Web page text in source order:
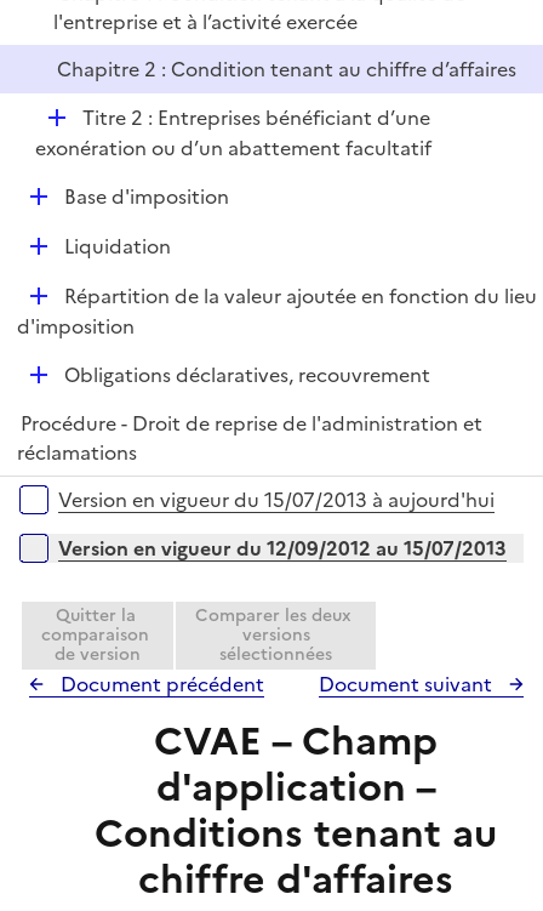
i
e
r
l
i
e
l'entreprise et à l’activité exercée
Chapitre 2 : Condition tenant au chiffre d’affaires
D
é
l
e
r
Titre 2 : Entreprises bénéficiant d’une
exonération ou d’un abattement facultatif
D
e
Base d'imposition
D
l
r
Liquidation
D
é
e
r
Répartition de la valeur ajoutée en fonction du lieu
d'imposition
D
p
l
e
r
Obligations déclaratives, recouvrement
Procédure - Droit de reprise de l'administration et
réclamations
Versions sur la période
Version en vigueur du 15/07/2013 à aujourd'hui
Version en vigueur du 12/09/2012 au 15/07/2013
Quitter la
comparaison
de version
Comparer les deux
versions
sélectionnées
Document précédent Document suivant
CVAE – Champ
d'application –
Conditions tenant au
chiffre d'affaires